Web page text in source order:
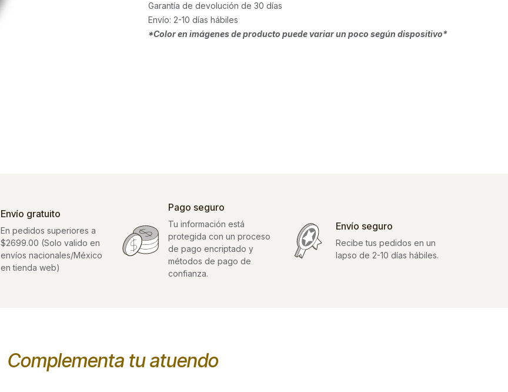
Garantía de devolución de 30 días
Envío: 2-10 días hábiles
*Color en imágenes de producto puede variar un poco según dispositivo*
Envío gratuito
En pedidos superiores a
$2699.00 (Solo valido en
envíos nacionales/México
en tienda web)
Pago seguro
Tu información está
protegida con un proceso
de pago encriptado y
métodos de pago de
confianza.
Envío seguro
Recibe tus pedidos en un
lapso de 2-10 días hábiles.
Complementa tu atuendo